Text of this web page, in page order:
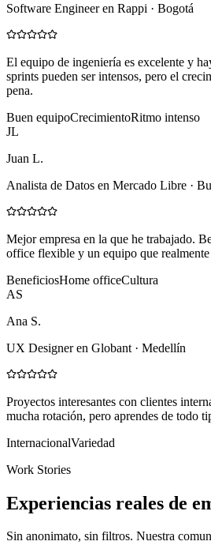
Software Engineer en Rappi · Bogotá
El equipo de ingeniería es excelente y
sprints pueden ser intensos, pero el
pena.
Buen equipoCrecimientoRitmo intenso
JL
Juan L.
Analista de Datos en Mercado Libre ·
Mejor empresa en la que he trabajado.
office flexible y un equipo que realmente
BeneficiosHome officeCultura
AS
Ana S.
UX Designer en Globant · Medellín
Proyectos interesantes con clientes
mucha rotación, pero aprendes de todo
InternacionalVariedad
Work Stories
Experiencias reales de
Sin anonimato, sin filtros. Nuestra